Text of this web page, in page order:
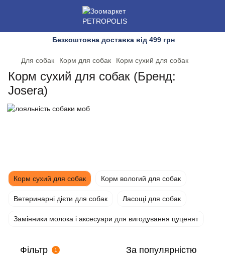
Безкоштовна доставка від 499 грн
Для собак Корм для собак Корм сухий для собак
Корм сухий для собак (Бренд:
Josera)
Корм сухий для собак Корм вологий для собак
Ветеринарні дієти для собак Ласощі для собак
Замінники молока і аксесуари для вигодування цуценят
Фільтр 1 За популярністю